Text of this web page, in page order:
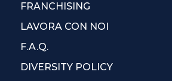
FRANCHISING
LAVORA CON NOI
F.A.Q.
DIVERSITY POLICY